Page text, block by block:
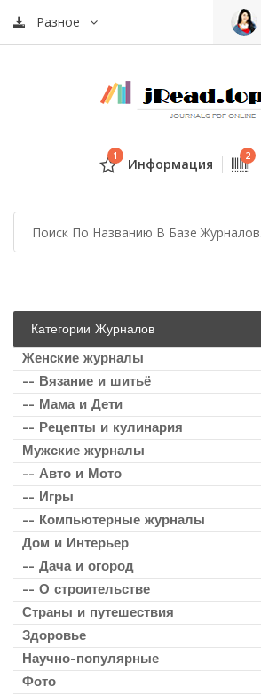
Разное
1 Информация 2
Категории Журналов
Женские журналы
-- Вязание и шитьё
-- Мама и Дети
-- Рецепты и кулинария
Мужские журналы
-- Авто и Мото
-- Игры
-- Компьютерные журналы
Дом и Интерьер
-- Дача и огород
-- О строительстве
Страны и путешествия
Здоровье
Научно-популярные
Фото